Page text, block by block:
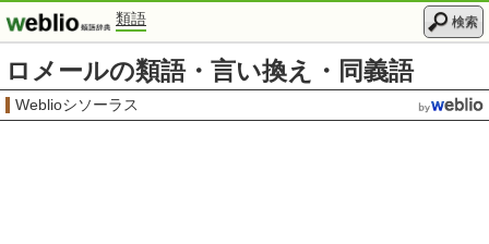
類語 検索
ロメールの類語・言い換え・同義語
Weblioシソーラス